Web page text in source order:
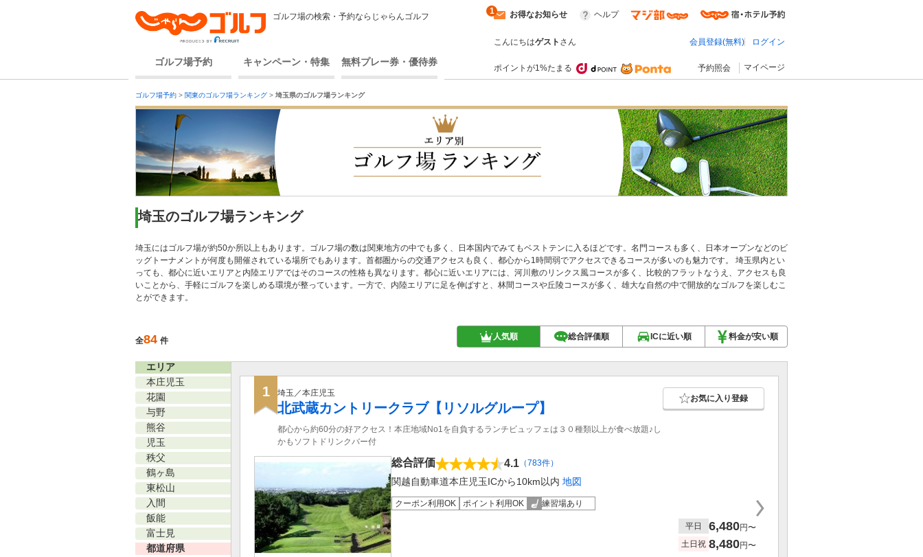
ゴルフ場の検索・予約ならじゃらんゴルフ
ゴルフ場予約 キャンペーン・特集 無料プレー券・優待券
お得なお知らせ
1 ヘルプ
こんにちはゲスト さん 会員登録(無料) ログイン
ポイントが1%たまる 予約照会 マイページ
ゴルフ場予約 > 関東のゴルフ場ランキング > 埼玉県のゴルフ場ランキング
埼玉のゴルフ場ランキング
埼玉にはゴルフ場が約50か所以上もあります。ゴルフ場の数は関東地方の中でも多く、日本国内でみてもベストテンに入るほどです。名門コースも多く、日本オープンなどのビ
ッグトーナメントが何度も開催されている場所でもあります。首都圏からの交通アクセスも良く、都心から1時間弱でアクセスできるコースが多いのも魅力です。 埼玉県内とい
っても、都心に近いエリアと内陸エリアではそのコースの性格も異なります。都心に近いエリアには、河川敷のリンクス風コースが多く、比較的フラットなうえ、アクセスも良
いことから、手軽にゴルフを楽しめる環境が整っています。一方で、内陸エリアに足を伸ばすと、林間コースや丘陵コースが多く、雄大な自然の中で開放的なゴルフを楽しむこ
とができます。
全84 件 人気順 総合評価順 ICに近い順 料金が安い順
エリア
本庄児玉
花園
与野
熊谷
児玉
秩父
鶴ヶ島
東松山
入間
飯能
富士見
都道府県
1 埼玉／本庄児玉
北武蔵カントリークラブ【リソルグループ】
都心から約60分の好アクセス！本庄地域No1を自負するランチビュッフェは３０種類以上が食べ放題♪し
かもソフトドリンクバー付
お気に入り登録
総合評価 4.1 （783件）
関越自動車道本庄児玉ICから10km以内 地図
クーポン利用OK ポイント利用OK 練習場あり
平日 6,480円〜
土日祝 8,480円〜